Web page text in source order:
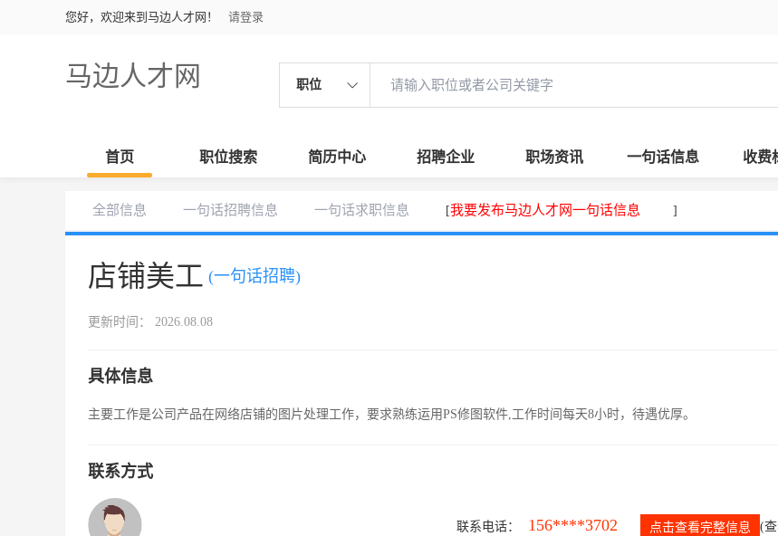
您好，欢迎来到马边人才网！ 请登录
马边人才网 职位
首页 职位搜索 简历中心 招聘企业 职场资讯 一句话信息 收费
全部信息 一句话招聘信息 一句话求职信息 [我要发布马边人才网一句话信息 ]
店铺美工 (一句话招聘)
更新时间： 2026.08.08
具体信息
主要工作是公司产品在网络店铺的图片处理工作，要求熟练运用PS修图软件,工作时间每天8小时，待遇优厚。
联系方式
联系电话： 156****3702 点击查看完整信息 (